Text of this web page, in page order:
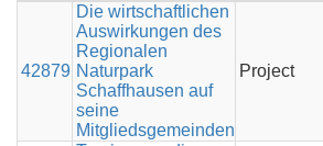
TITLE
42879
Die wirtschaftlichen
Auswirkungen des
Regionalen
Naturpark
Schaffhausen auf
seine
Mitgliedsgemeinden
Project